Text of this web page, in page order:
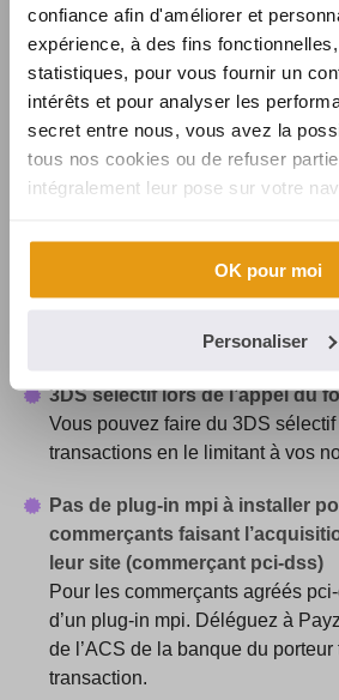
confiance afin d'améliorer et
expérience, à des fins
statistiques, pour vous fournir un
intérêts et pour analyser les
secret entre nous, vous avez la
tous nos cookies ou de refuser
intégralement leur pose sur votre
OK pour moi
Personaliser
personnalisés au niveau des
Vous choisissez les
souhaitez voir apparaître dans la
leur visualisation en choisissant
Une recherche multi-critères
été aussi facile. Le drag and drop
Simple, rapide et confortable.
3DS sélectif lors de l’appel du
Vous pouvez faire du 3DS
transactions en le limitant à vos
Pas de plug-in mpi à installer
commerçants faisant
leur site (commerçant pci-dss)
Pour les commerçants agréés
d’un plug-in mpi. Déléguez à
de l’ACS de la banque du
transaction.